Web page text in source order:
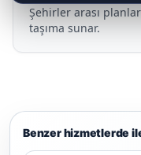
Şehirler arası
taşıma sunar.
Benzer hizmetlerde